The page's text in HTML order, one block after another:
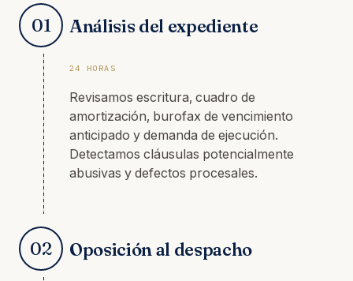
01 Análisis del expediente
24 HORAS
Revisamos escritura, cuadro de
amortización, burofax de vencimiento
anticipado y demanda de ejecución.
Detectamos cláusulas potencialmente
abusivas y defectos procesales.
02 Oposición al despacho